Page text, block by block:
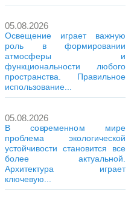
05.08.2026
Освещение играет важную
роль в формировании
атмосферы и
функциональности любого
пространства. Правильное
использование...
05.08.2026
В современном мире
проблема экологической
устойчивости становится все
более актуальной.
Архитектура играет
ключевую...